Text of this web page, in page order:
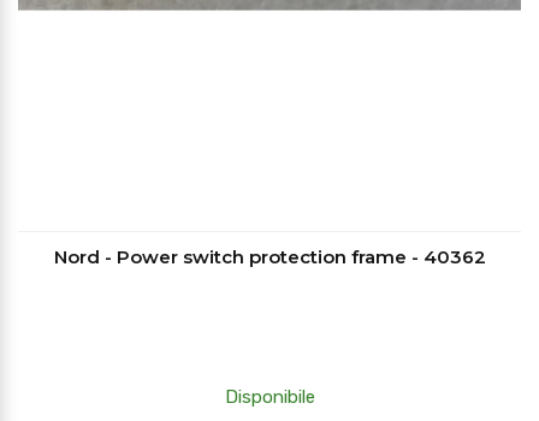
Nord - Power switch protection frame - 40362
Disponibile